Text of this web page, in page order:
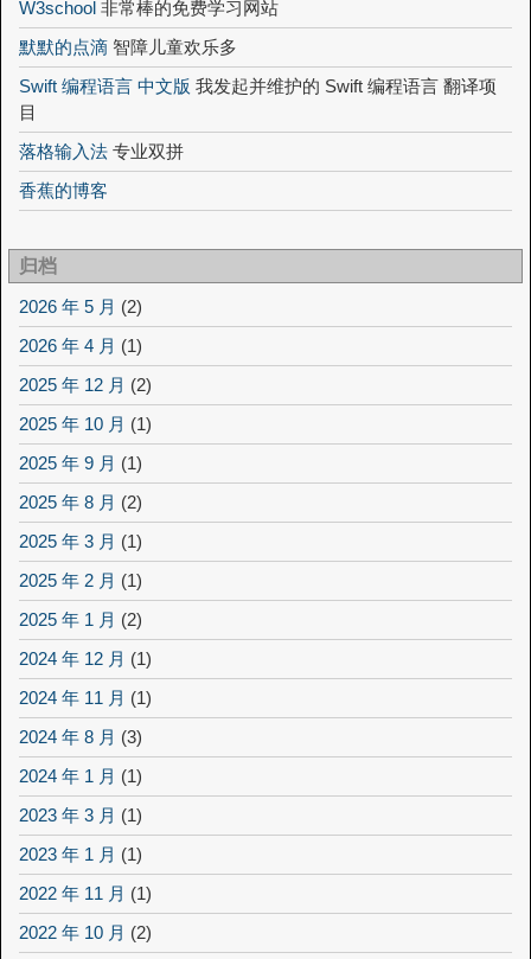
W3school 非常棒的免费学习网站
默默的点滴 智障儿童欢乐多
Swift 编程语言 中文版 我发起并维护的 Swift 编程语言 翻译项
目
落格输入法 专业双拼
香蕉的博客
归档
2026 年 5 月 (2)
2026 年 4 月 (1)
2025 年 12 月 (2)
2025 年 10 月 (1)
2025 年 9 月 (1)
2025 年 8 月 (2)
2025 年 3 月 (1)
2025 年 2 月 (1)
2025 年 1 月 (2)
2024 年 12 月 (1)
2024 年 11 月 (1)
2024 年 8 月 (3)
2024 年 1 月 (1)
2023 年 3 月 (1)
2023 年 1 月 (1)
2022 年 11 月 (1)
2022 年 10 月 (2)